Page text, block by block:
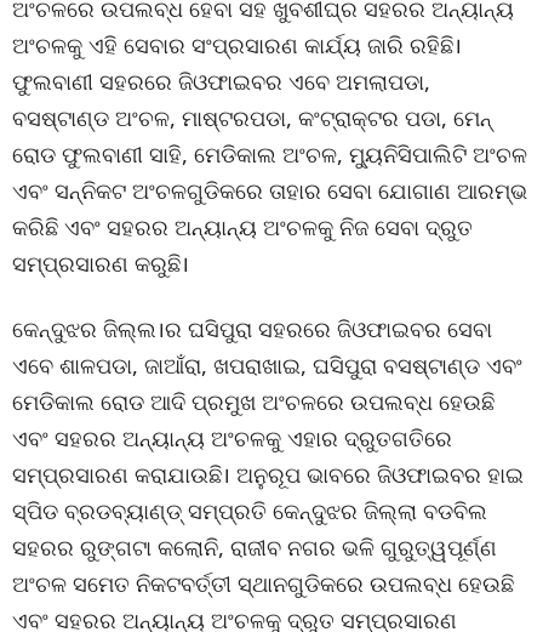
ଅଂଚଳରେ ଉପଲବ୍ଧ ହେବା ସହ ଖୁବଶୀଘ୍ର ସହରର ଅନ୍ୟାନ୍ୟ
ଅଂଚଳକୁ ଏହି ସେବାର ସଂପ୍ରସାରଣ କାର୍ଯ୍ୟ ଜାରି ରହିଛି।
ଫୁଲବାଣୀ ସହରରେ ଜିଓଫାଇବର ଏବେ ଅମଲାପଡା,
ବସଷ୍ଟାଣ୍ଡ ଅଂଚଳ, ମାଷ୍ଟରପଡା, କଂଟ୍ରାକ୍ଟର ପଡା, ମେନ୍
ରୋଡ ଫୁଲବାଣୀ ସାହି, ମେଡିକାଲ ଅଂଚଳ, ମ୍ୟୁନିସିପାଲିଟି ଅଂଚଳ
ଏବଂ ସନ୍ନିକଟ ଅଂଚଳଗୁଡିକରେ ତାହାର ସେବା ଯୋଗାଣ ଆରମ୍ଭ
କରିଛି ଏବଂ ସହରର ଅନ୍ୟାନ୍ୟ ଅଂଚଳକୁ ନିଜ ସେବା ଦ୍ରୁତ
ସମ୍ପ୍ରସାରଣ କରୁଛି।
କେନ୍ଦୁଝର ଜିଲ୍ଲ।ର ଘସିପୁରା ସହରରେ ଜିଓଫାଇବର ସେବା
ଏବେ ଶାଳପଡା, ଜାଆଁରା, ଖପରାଖାଇ, ଘସିପୁରା ବସଷ୍ଟାଣ୍ଡ ଏବଂ
ମେଡିକାଲ ରୋଡ ଆଦି ପ୍ରମୁଖ ଅଂଚଳରେ ଉପଲବ୍ଧ ହେଉଛି
ଏବଂ ସହରର ଅନ୍ୟାନ୍ୟ ଅଂଚଳକୁ ଏହାର ଦ୍ରୁତଗତିରେ
ସମ୍ପ୍ରସାରଣ କରାଯାଉଛି। ଅନୁରୂପ ଭାବରେ ଜିଓଫାଇବର ହାଇ
ସ୍ପିଡ ବ୍ରଡବ୍ୟାଣ୍ଡ୍ ସମ୍ପ୍ରତି କେନ୍ଦୁଝର ଜିଲ୍ଲା ବଡବିଲ
ସହରର ରୁଙ୍ଗଟା କଲୋନି, ରାଜୀବ ନଗର ଭଳି ଗୁରୁତ୍ୱପୂର୍ଣ୍ଣ
ଅଂଚଳ ସମେତ ନିକଟବର୍ତ୍ତୀ ସ୍ଥାନଗୁଡିକରେ ଉପଲବ୍ଧ ହେଉଛି
ଏବଂ ସହରର ଅନ୍ୟାନ୍ୟ ଅଂଚଳକୁ ଦ୍ରୁତ ସମ୍ପ୍ରସାରଣ